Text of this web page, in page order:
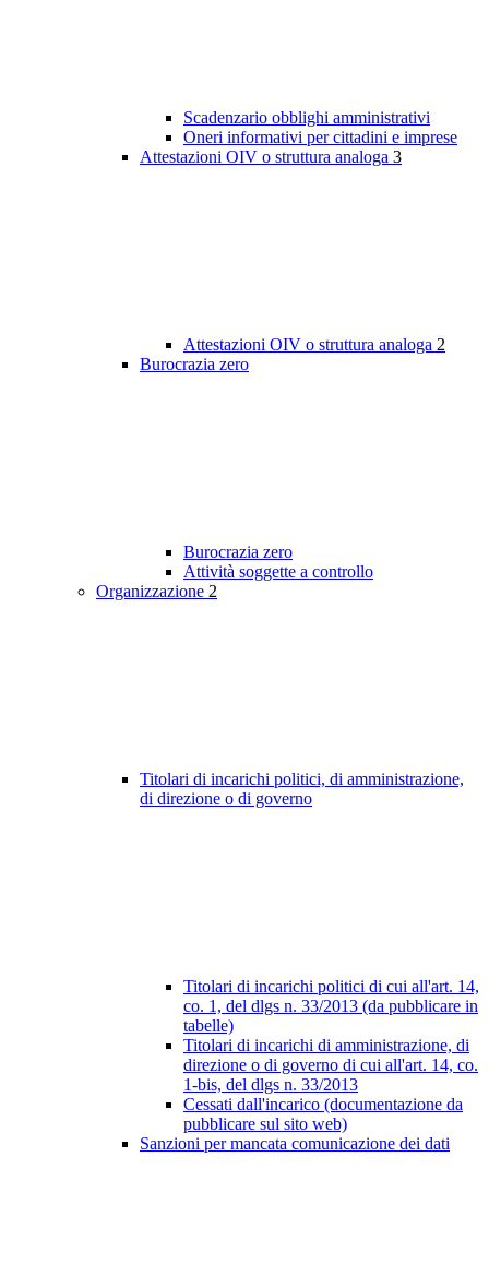
Scadenzario obblighi amministrativi
Oneri informativi per cittadini e imprese
Attestazioni OIV o struttura analoga 3
Attestazioni OIV o struttura analoga 2
Burocrazia zero
Burocrazia zero
Attività soggette a controllo
Organizzazione 2
Titolari di incarichi politici, di amministrazione,
di direzione o di governo
Titolari di incarichi politici di cui all'art. 14,
co. 1, del dlgs n. 33/2013 (da pubblicare in
tabelle)
Titolari di incarichi di amministrazione, di
direzione o di governo di cui all'art. 14, co.
1-bis, del dlgs n. 33/2013
Cessati dall'incarico (documentazione da
pubblicare sul sito web)
Sanzioni per mancata comunicazione dei dati